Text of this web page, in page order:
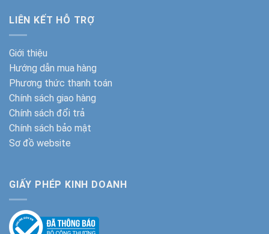
LIÊN KẾT HỖ TRỢ
Giới thiệu
Hướng dẫn mua hàng
Phương thức thanh toán
Chính sách giao hàng
Chính sách đổi trả
Chính sách bảo mật
Sơ đồ website
GIẤY PHÉP KINH DOANH